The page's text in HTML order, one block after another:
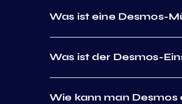
Was ist eine Desmos-
Was ist der Desmos-
Wie kann man Desmos